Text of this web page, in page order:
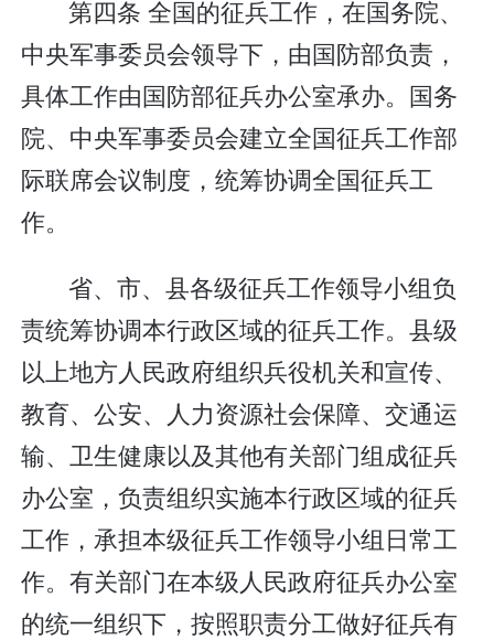
第四条 全国的征兵工作，在国务院、
中央军事委员会领导下，由国防部负责，
具体工作由国防部征兵办公室承办。国务
院、中央军事委员会建立全国征兵工作部
际联席会议制度，统筹协调全国征兵工
作。
省、市、县各级征兵工作领导小组负
责统筹协调本行政区域的征兵工作。县级
以上地方人民政府组织兵役机关和宣传、
教育、公安、人力资源社会保障、交通运
输、卫生健康以及其他有关部门组成征兵
办公室，负责组织实施本行政区域的征兵
工作，承担本级征兵工作领导小组日常工
作。有关部门在本级人民政府征兵办公室
的统一组织下，按照职责分工做好征兵有